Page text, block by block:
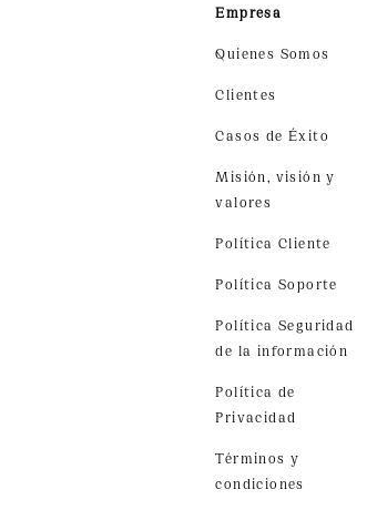
Empresa
Quienes Somos
Clientes
Casos de Éxito
Misión, visión y
valores
Política Cliente
Política Soporte
Política Seguridad
de la información
Política de
Privacidad
Términos y
condiciones